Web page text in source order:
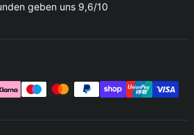
geben uns 9,6/10